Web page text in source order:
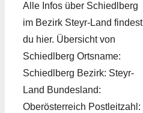
Alle Infos über Schiedlberg
im Bezirk Steyr-Land findest
du hier. Übersicht von
Schiedlberg Ortsname:
Schiedlberg Bezirk: Steyr-
Land Bundesland:
Oberösterreich Postleitzahl: